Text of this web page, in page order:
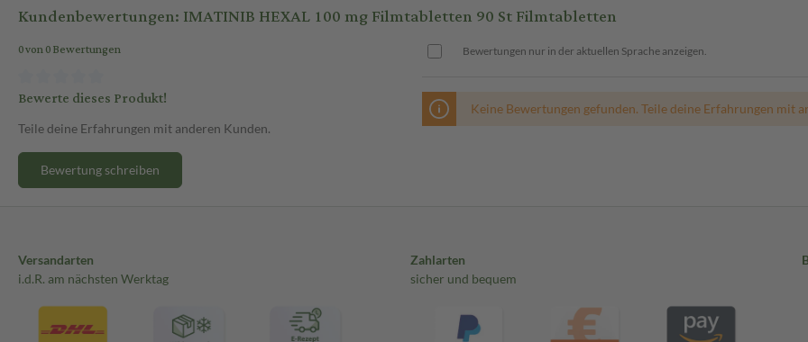
Kundenbewertungen: IMATINIB HEXAL 100 mg Filmtabletten 90 St Filmtabletten
0 von 0 Bewertungen
Bewerte dieses Produkt!
Teile deine Erfahrungen mit anderen Kunden.
Bewertung schreiben
Bewertungen nur in der aktuellen Sprache anzeigen.
Keine Bewertungen gefunden. Teile deine Erfahrungen mit
Versandarten
i.d.R. am nächsten Werktag
Zahlarten
sicher und bequem